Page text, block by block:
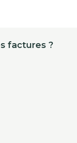
factures ?